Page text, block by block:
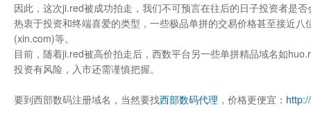
因此，这次ji.red被成功拍走，我们不可预言在往后的日子投资者是
热衷于投资和终端喜爱的类型，一些极品单拼的交易价格甚至接近
(xin.com)等。
目前，随着ji.red被高价拍走后，西数平台另一些单拼精品域名如
投资有风险，入市还需谨慎把握。
要到西部数码注册域名，当然要找西部数码代理 ，价格更便宜：